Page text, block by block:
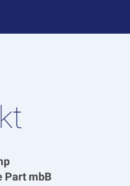
Part mbB